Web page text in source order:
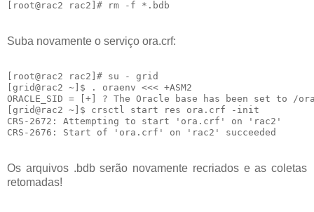
Suba novamente o serviço ora.crf:
[root@rac2 rac2]# su - grid
[grid@rac2 ~]$ . oraenv <<< +ASM2
ORACLE_SID = [+] ? The Oracle base has been set to /
[grid@rac2 ~]$ crsctl start res ora.crf -init
CRS-2672: Attempting to start 'ora.crf' on 'rac2'
Os arquivos .bdb serão novamente recriados e as coletas
retomadas!